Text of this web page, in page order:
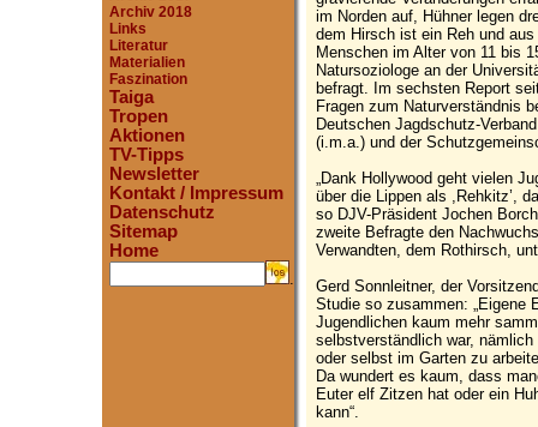
Archiv 2018
Links
Literatur
Materialien
Faszination
Taiga
Tropen
Aktionen
TV-Tipps
Newsletter
Kontakt / Impressum
Datenschutz
Sitemap
Home
.
im Norden auf, Hühner legen
dem Hirsch ist ein Reh und
Menschen im Alter von 11 bis
Natursoziologe an der
befragt. Im sechsten Report
Fragen zum Naturverständnis
Deutschen Jagdschutz-
(i.m.a.) und der
„Dank Hollywood geht vielen
über die Lippen als ,Rehkitz’,
so DJV-Präsident Jochen
zweite Befragte den
Verwandten, dem Rothirsch,
Gerd Sonnleitner, der
Studie so zusammen: „Eigene
Jugendlichen kaum mehr
selbstverständlich war,
oder selbst im Garten zu
Da wundert es kaum, dass
Euter elf Zitzen hat oder ein
kann“.